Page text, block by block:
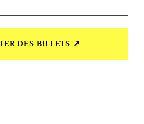
DES BILLETS ↗︎